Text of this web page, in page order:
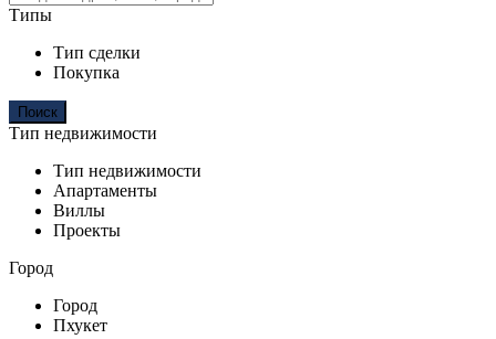
Типы
Тип сделки
Покупка
Тип недвижимости
Тип недвижимости
Апартаменты
Виллы
Проекты
Город
Город
Пхукет